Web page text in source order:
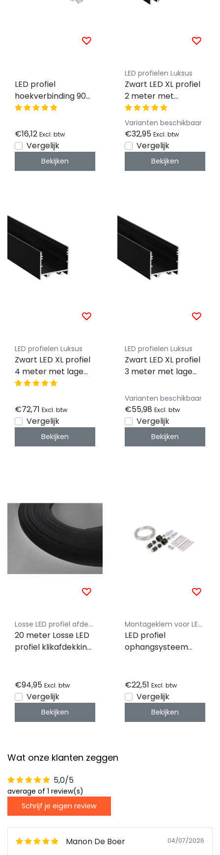
LED profiel
hoekverbinding 90
graden t.b.v.
€16,12 Excl. btw
Vergelijk
Bekijken
LED profielen Luksus
Zwart LED XL profiel
2 meter met
afdekking 33,4mm x
29,6mm - XL11ZWART
Varianten beschikbaar
€32,95 Excl. btw
Vergelijk
Bekijken
LED profielen Luksus
Zwart LED XL profiel
4 meter met lage
afdekking 33,4mm x
€72,71 Excl. btw
Vergelijk
Bekijken
LED profielen Luksus
Zwart LED XL profiel
3 meter met lage
29,6mm - XL11ZWART
Varianten beschikbaar
€55,98 Excl. btw
Vergelijk
Bekijken
Losse LED profiel afdekking Luksus
20 meter Losse LED
profiel klikafdekking
XL10ZWART,XL11ALU,
XL11WIT, XL11ZWART
€94,95 Excl. btw
Vergelijk
Bekijken
Montageklem voor LED profielen - Luksus
LED profiel
ophangsysteem
€22,51 Excl. btw
Vergelijk
Bekijken
Wat onze klanten zeggen
5,0/5
average of 1 review(s)
Schrijf je eigen review
Manon De Boer 04/07/2026